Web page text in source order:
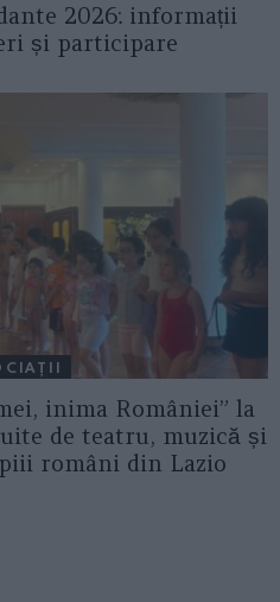
2026: informații
și participare
inima României” la
de teatru, muzică și
români din Lazio